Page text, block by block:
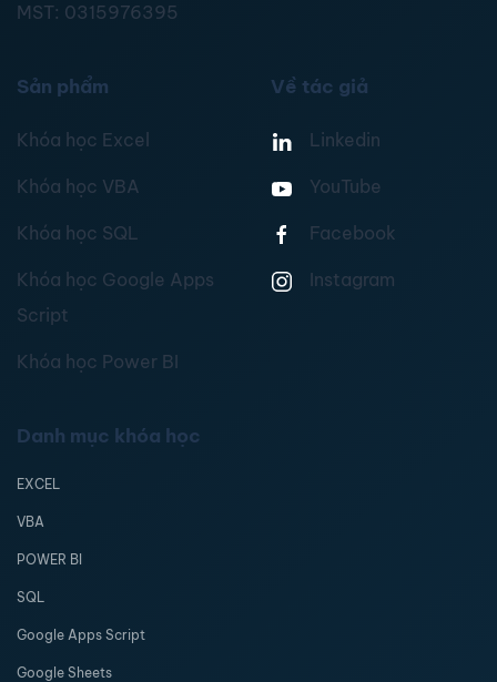
MST: 0315976395
Sản phẩm
Khóa học Excel
Khóa học VBA
Khóa học SQL
Khóa học Google Apps
Script
Khóa học Power BI
Về tác giả
Linkedin
YouTube
Facebook
Instagram
Danh mục khóa học
EXCEL
VBA
POWER BI
SQL
Google Apps Script
Google Sheets